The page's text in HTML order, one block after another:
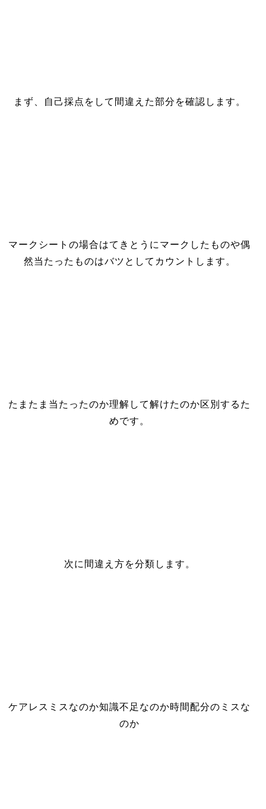
まず、自己採点をして間違えた部分を確認します。
マークシートの場合はてきとうにマークしたものや偶
然当たったものはバツとしてカウントします。
たまたま当たったのか理解して解けたのか区別するた
めです。
次に間違え方を分類します。
ケアレスミスなのか知識不足なのか時間配分のミスな
のか